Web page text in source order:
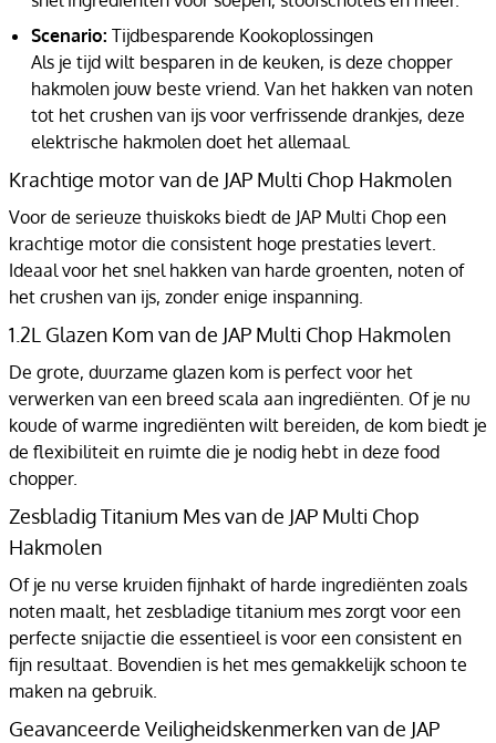
Scenario: Tijdbesparende Kookoplossingen
Als je tijd wilt besparen in de keuken, is deze chopper
hakmolen jouw beste vriend. Van het hakken van noten
tot het crushen van ijs voor verfrissende drankjes, deze
elektrische hakmolen doet het allemaal.
Krachtige motor van de JAP Multi Chop Hakmolen
Voor de serieuze thuiskoks biedt de JAP Multi Chop een
krachtige motor die consistent hoge prestaties levert.
Ideaal voor het snel hakken van harde groenten, noten of
het crushen van ijs, zonder enige inspanning.
1.2L Glazen Kom van de JAP Multi Chop Hakmolen
De grote, duurzame glazen kom is perfect voor het
verwerken van een breed scala aan ingrediënten. Of je nu
koude of warme ingrediënten wilt bereiden, de kom biedt je
de flexibiliteit en ruimte die je nodig hebt in deze food
chopper.
Zesbladig Titanium Mes van de JAP Multi Chop
Hakmolen
Of je nu verse kruiden fijnhakt of harde ingrediënten zoals
noten maalt, het zesbladige titanium mes zorgt voor een
perfecte snijactie die essentieel is voor een consistent en
fijn resultaat. Bovendien is het mes gemakkelijk schoon te
maken na gebruik.
Geavanceerde Veiligheidskenmerken van de JAP